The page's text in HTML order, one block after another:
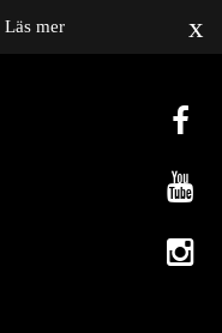
Läs mer x